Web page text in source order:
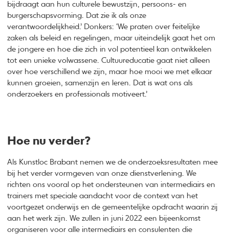
bijdraagt aan hun culturele bewustzijn, persoons- en
burgerschapsvorming. Dat zie ik als onze
verantwoordelijkheid.’ Donkers: ‘We praten over feitelijke
zaken als beleid en regelingen, maar uiteindelijk gaat het om
de jongere en hoe die zich in vol potentieel kan ontwikkelen
tot een unieke volwassene. Cultuureducatie gaat niet alleen
over hoe verschillend we zijn, maar hoe mooi we met elkaar
kunnen groeien, samenzijn en leren. Dat is wat ons als
onderzoekers en professionals motiveert.’
Hoe nu verder?
Als Kunstloc Brabant nemen we de onderzoeksresultaten mee
bij het verder vormgeven van onze dienstverlening. We
richten ons vooral op het ondersteunen van intermediairs en
trainers met speciale aandacht voor de context van het
voortgezet onderwijs en de gemeentelijke opdracht waarin zij
aan het werk zijn. We zullen in juni 2022 een bijeenkomst
organiseren voor alle intermediairs en consulenten die